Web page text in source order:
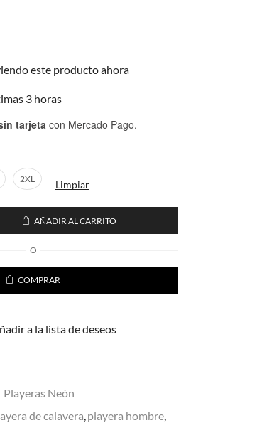
este producto ahora
3 horas
tarjetacon Mercado Pago.
2XL Limpiar
AÑADIR AL CARRITO
O
COMPRAR
a la lista de deseos
Playeras Neón
de calavera playera hombre,